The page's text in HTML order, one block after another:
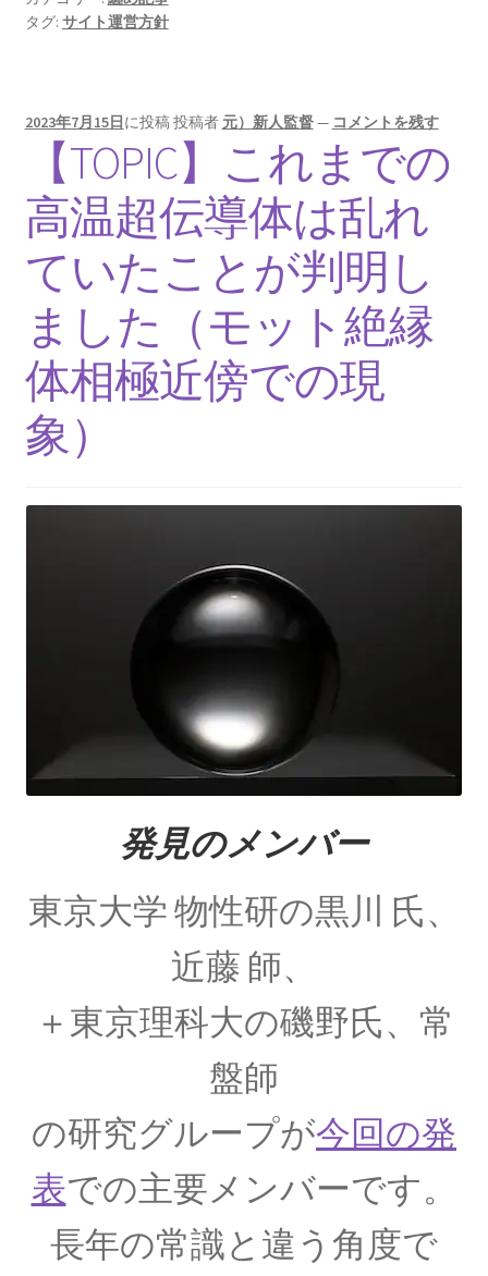
オックスフォード（OXFORD）
オットー・シュテルン
【アインシュタインと同じくドイツを逃れた実
験家】
オットー・ハーン‗
【1879年3月8日 – 1968年7月28日】
（Oliver Heaviside）【独学で電磁気学を発展さ
せた男】
オーストリア関係の物理学者
カール・セーガン：Carl Edward Sagan
【星の進化を考察】
ガリレオ・ガリレイ
作り実験】
タグ: サイト運営方針
2023年7月15日に投稿投稿者 元）新人監督— コメントを残す
【TOPIC】これまでの
高温超伝導体は乱れ
ていたことが判明し
ました（モット絶縁
体相極近傍での現
象）
発見のメンバー
東京大学 物性研の黒川 氏、
近藤 師、
＋東京理科大の磯野氏、常
盤師
の研究グループが今回の発
表での主要メンバーです。
長年の常識と違う角度で